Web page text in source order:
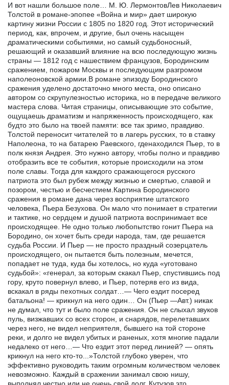
И вот нашли большое поле… М. Ю. ЛермонтовЛев Николаевич
Толстой в романе-эпопее «Война и мир» дает широкую
картину жизни России с 1805 по 1820 год. Этот исторический
период, как, впрочем, и другие, был очень насыщен
драматическими событиями, но самый судьбоносный,
решающий и оказавший влияние на всю последующую жизнь
страны — 1812 год с нашествием французов, Бородинским
сражением, пожаром Москвы и последующим разгромом
наполеоновской армии.В романе эпизоду Бородинского
сражения уделено достаточно много места, оно описано
автором со скрупулезностью историка, но в передаче великого
мастера слова. Читая страницы, описывающие это событие,
ощущаешь драматизм и напряженность происходящего, как
будто это было на твоей памяти: все так зримо, правдиво.
Толстой переносит читателей то в лагерь русских, то в ставку
Наполеона, то на батарею Раевского, гденаходился Пьер, то в
полк князя Андрея. Это нужно автору, чтобы полно и правдиво
отобразить все те события, которые происходили на этом
поле славы. Тогда для каждого сражающегося русского
патриота это был рубеж между жизнью и смертью, славой и
позором, честью и бесчестием.Картина Бородинского
сражения в романе дана через восприятие штатского
человека, Пьера Безухова. Он мало что понимает в стратегии
и тактике, но сердцем и душой патриота воспринимает все
происходящее. Не одно только любопытство гонит Пьера на
Бородино, он хочет быть среди народа, там, где решается
судьба России. И Пьер — не просто праздный созерцатель
происходящего, он пытается быть полезным, мечется,
попадает не туда, куда бы хотелось, но куда «уготовано
судьбой»: «генерал, за которым скакал Пьер, спустившись под
гору, круто повернул влево, и Пьер, потеряв его из вида,
вскакал в ряды пехотных солдат…— Чего ездит посеред
батальона! — крикнул на него один… Он (Пьер —Авт.) никак
не думал, что тут и было поле сражения. Он не слыхал звуков
пуль, визжавших со всех сторон, и снарядов, перелетавших
через него, не видел неприятеля, бывшего на той стороне
реки, и долго не видел убитых и раненых, хотя многие падали
недалеко от него…— Что ездит этот перед линией? — опять
крикнул на него кто-то...»Толстой глубоко уверен, что
эффективно руководить таким огромным количеством человек
невозможно. Каждый в сражении занимал свою нишу,
выполнял честно или не очень свой долг. Кутузов это